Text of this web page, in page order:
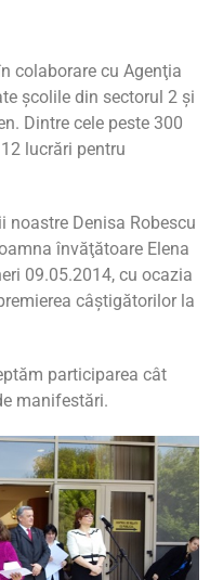
colaborare cu Agenţia
şcolile din sectorul 2 şi
Dintre cele peste 300
lucrări pentru
noastre Denisa Robescu
învăţătoare Elena
09.05.2014, cu ocazia
câştigătorilor la
participarea cât
manifestări.